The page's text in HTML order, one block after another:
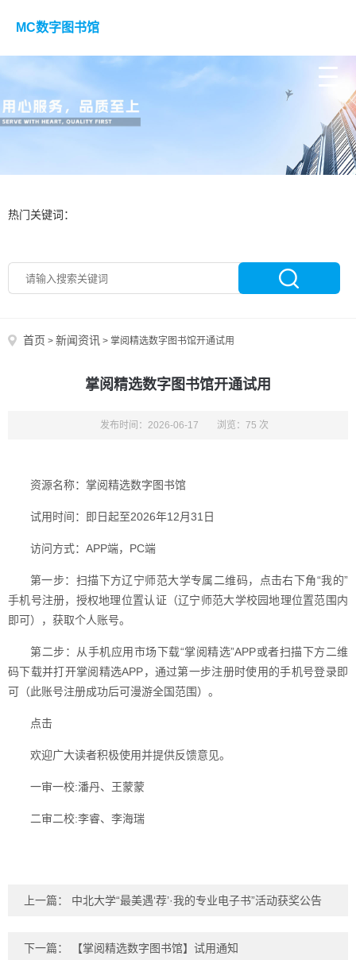
MC数字图书馆
热门关键词：
首页 > 新闻资讯 > 掌阅精选数字图书馆开通试用
掌阅精选数字图书馆开通试用
发布时间：2026-06-17 浏览：75 次
资源名称：掌阅精选数字图书馆
试用时间：即日起至2026年12月31日
访问方式：APP端，PC端
第一步：扫描下方辽宁师范大学专属二维码，点击右下角“我的”
手机号注册，授权地理位置认证（辽宁师范大学校园地理位置范围内
即可），获取个人账号。
第二步：从手机应用市场下载“掌阅精选”APP或者扫描下方二维
码下载并打开掌阅精选APP，通过第一步注册时使用的手机号登录即
可（此账号注册成功后可漫游全国范围）。
点击
欢迎广大读者积极使用并提供反馈意见。
一审一校:潘丹、王蒙蒙
二审二校:李睿、李海瑞
上一篇： 中北大学“最美遇‘荐’·我的专业电子书”活动获奖公告
下一篇： 【掌阅精选数字图书馆】试用通知